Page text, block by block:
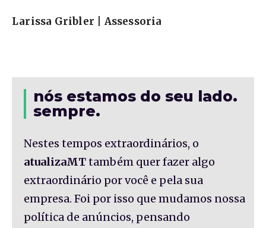
Larissa Gribler | Assessoria
nós estamos do seu lado.
sempre.
Nestes tempos extraordinários, o
atualizaMTtambém quer fazer algo
extraordinário por você e pela sua
empresa. Foi por isso que mudamos nossa
política de anúncios, pensando